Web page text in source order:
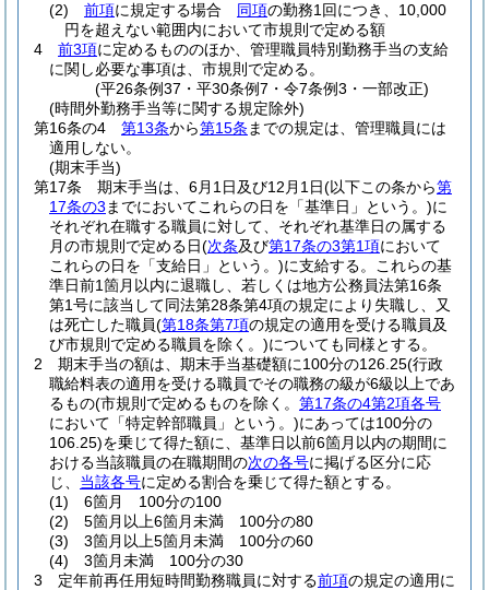
(2)
前項に規定する場合 同項の勤務1回につき、10,000
円を超えない範囲内において市規則で定める額
4
前3項に定めるもののほか、管理職員特別勤務手当の支給
に関し必要な事項は、市規則で定める。
(平26条例37・平30条例7・令7条例3・一部改正)
(時間外勤務手当等に関する規定除外)
第16条の4
第13条から第15条 までの規定は、管理職員には
適用しない。
(期末手当)
第17条
期末手当は、6月1日及び12月1日(以下この条から第
17条の3 までにおいてこれらの日を「基準日」という。)に
それぞれ在職する職員に対して、それぞれ基準日の属する
月の市規則で定める日(次条及び第17条の3第1項において
これらの日を「支給日」という。)に支給する。
これらの基
準日前1箇月以内に退職し、若しくは地方公務員法第16条
第1号に該当して同法第28条第4項の規定により失職し、又
は死亡した職員(第18条第7項の規定の適用を受ける職員及
び市規則で定める職員を除く。)についても同様とする。
2
期末手当の額は、期末手当基礎額に100分の126.25(行政
職給料表の適用を受ける職員でその職務の級が6級以上であ
るもの(市規則で定めるものを除く。 第17条の4第2項各号
において「特定幹部職員」という。)にあっては100分の
106.25)を乗じて得た額に、基準日以前6箇月以内の期間に
おける当該職員の在職期間の次の各号に掲げる区分に応
じ、 当該各号に定める割合を乗じて得た額とする。
(1)
6箇月 100分の100
(2)
5箇月以上6箇月未満 100分の80
(3)
3箇月以上5箇月未満 100分の60
(4)
3箇月未満 100分の30
3
定年前再任用短時間勤務職員に対する前項の規定の適用に